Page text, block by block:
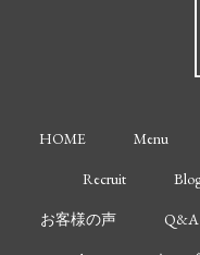
HOME Menu
Recruit
お客様の声 Q&A